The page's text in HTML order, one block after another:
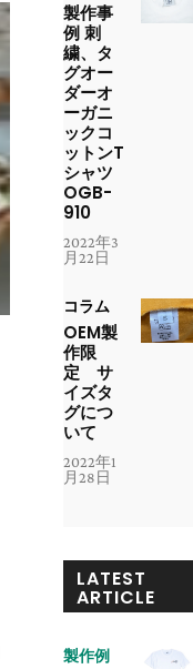
製作事
例 刺
繍、タ
グオー
ダーオ
ーガニ
ックコ
ットンT
シャツ
OGB-
910
2022年3
月22日
コラム
OEM製
作限
定 サ
イズタ
グにつ
いて
2022年1
月28日
LATEST
ARTICLE
製作例